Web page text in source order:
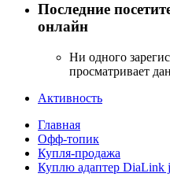
Последние
онлайн
Ни одного
просматривает
Активность
Главная
Офф-топик
Купля-продажа
Куплю адаптер DiaLink